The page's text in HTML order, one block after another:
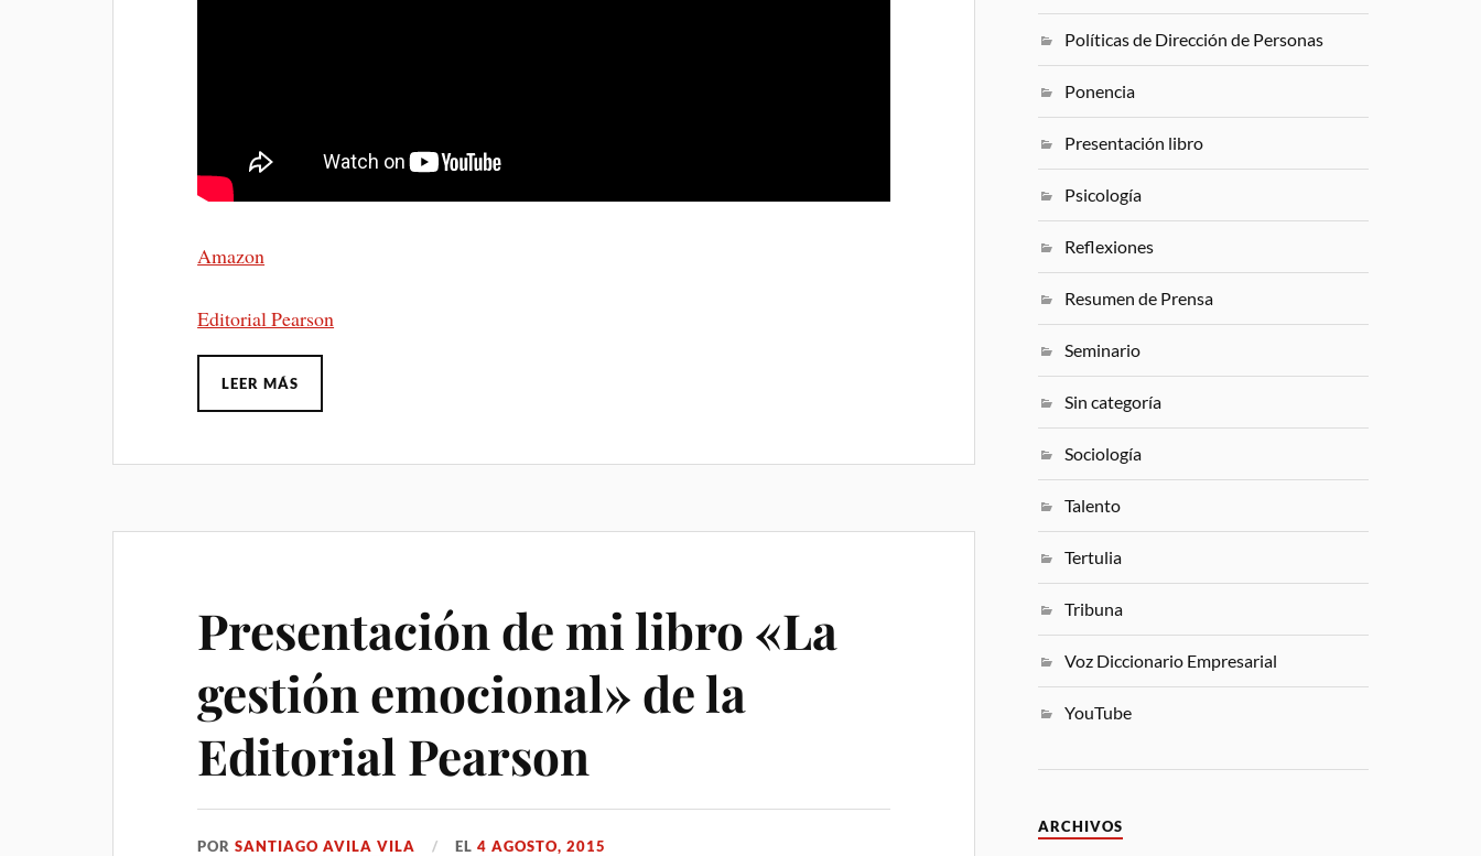
Amazon
Editorial Pearson
LEER MÁS
Presentación de mi libro «La
gestión emocional» de la
Editorial Pearson
PORSANTIAGO AVILA VILA EL4 AGOSTO, 2015
Políticas de Dirección de Personas
Ponencia
Presentación libro
Psicología
Reflexiones
Resumen de Prensa
Seminario
Sin categoría
Sociología
Talento
Tertulia
Tribuna
Voz Diccionario Empresarial
YouTube
ARCHIVOS